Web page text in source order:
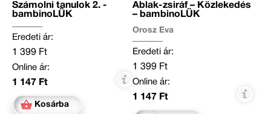
Számolni tanulok 2. -
bambinoLÜK
Eredeti ár:
1 399 Ft
Online ár:
1 147 Ft
Kosárba
Ablak-zsiráf – Közlekedés
– bambinoLÜK
Orosz Éva
Eredeti ár:
1 399 Ft
Online ár:
1 147 Ft